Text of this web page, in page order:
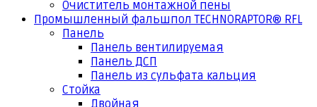
Очиститель монтажной пены
Промышленный фальшпол TECHNORAPTOR® RFL
Панель
Панель вентилируемая
Панель ДСП
Панель из сульфата кальция
Стойка
Двойная